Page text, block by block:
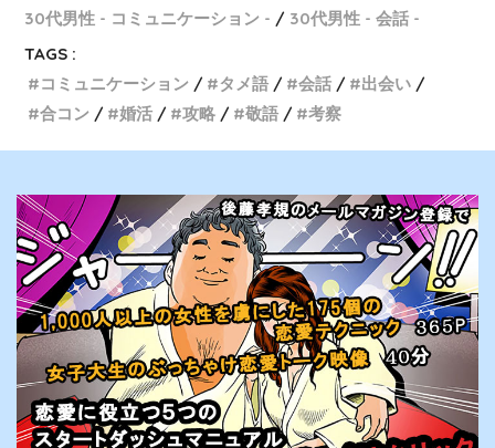
30代男性 - コミュニケーション -
30代男性 - 会話 -
TAGS :
コミュニケーション
タメ語 会話
出会い
合コン
婚活 攻略 敬語 考察